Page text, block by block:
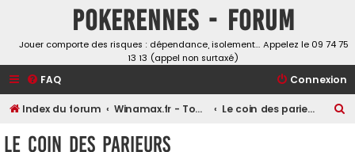
Pokerennes - Forum
Jouer comporte des risques : dépendance, isolement… Appelez le 09 74 75
13 13 (appel non surtaxé)
FAQ Connexion
Index du forum Winamax.fr - Tournois, challenges et freerolls Le coin des parieurs
Le coin des parieurs